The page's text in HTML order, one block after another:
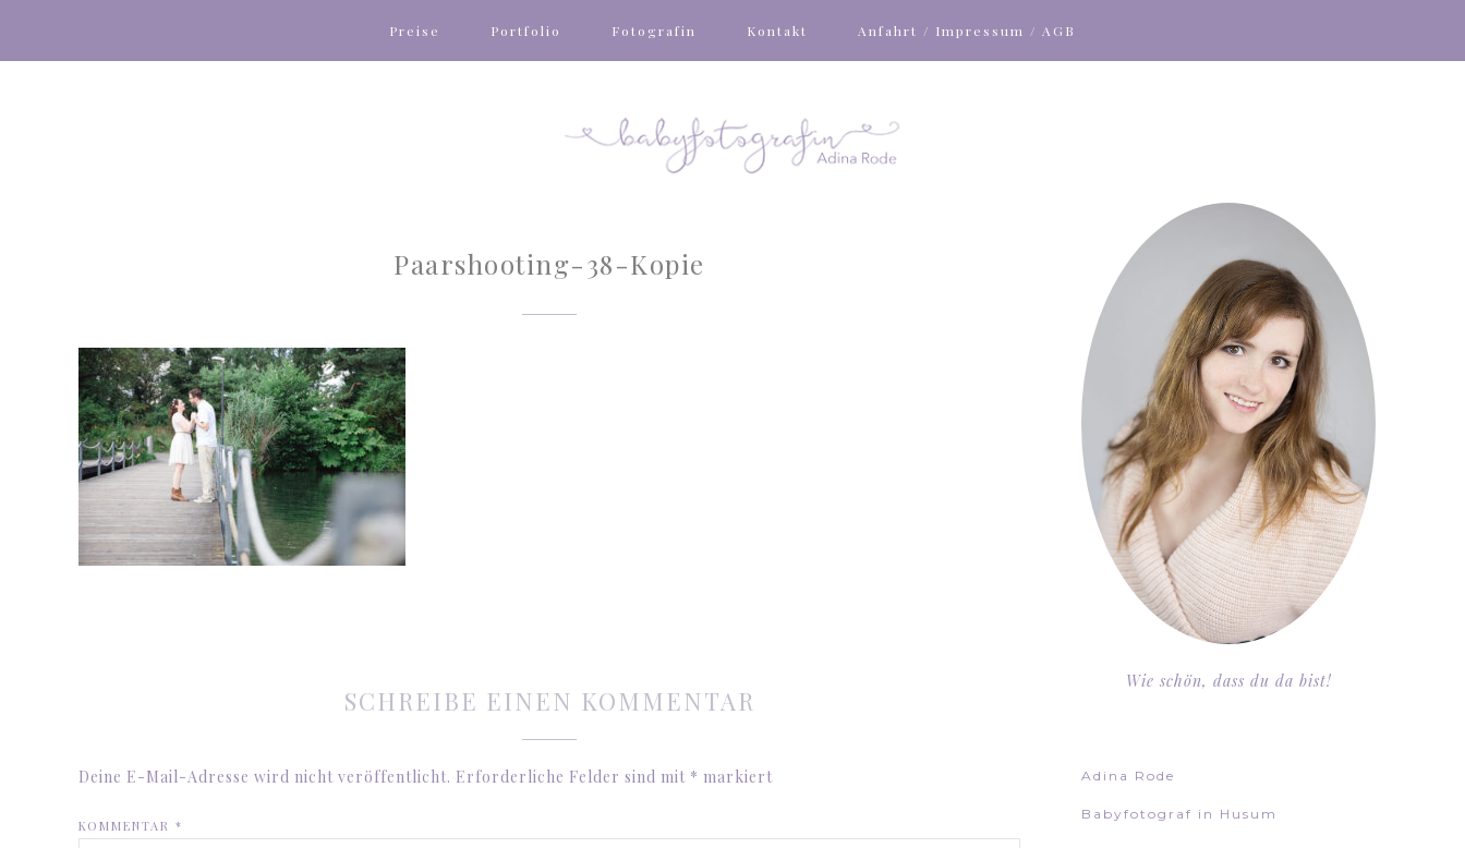
Preise Portfolio Fotografin Kontakt Anfahrt / Impressum / AGB
Paarshooting-38-Kopie
SCHREIBE EINEN KOMMENTAR
Deine E-Mail-Adresse wird nicht veröffentlicht. Erforderliche Felder sind mit * markiert
KOMMENTAR *
Wie schön, dass du da bist!
Adina Rode
Babyfotograf in Husum